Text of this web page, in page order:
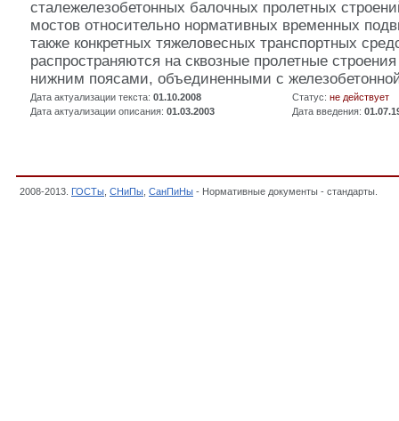
сталежелезобетонных балочных пролетных
мостов относительно нормативных временных
также конкретных тяжеловесных транспортных
распространяются на сквозные пролетные
нижним поясами, объединенными с
Дата актуализации текста: 01.10.2008 Статус: не действует
Дата актуализации описания: 01.03.2003 Дата введения:
2008-2013. ГОСТы СНиПы СанПиНы - Нормативные документы - стандарты.